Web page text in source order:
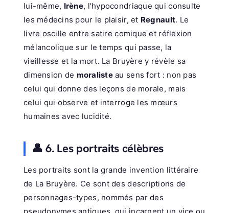
lui-même, Irène, l’hypocondriaque qui consulte
les médecins pour le plaisir, et Regnault. Le
livre oscille entre satire comique et réflexion
mélancolique sur le temps qui passe, la
vieillesse et la mort. La Bruyère y révèle sa
dimension de moralisteau sens fort : non pas
celui qui donne des leçons de morale, mais
celui qui observe et interroge les mœurs
humaines avec lucidité.
👤 6. Les portraits célèbres
Les portraits sont la grande invention littéraire
de La Bruyère. Ce sont des descriptions de
personnages-types, nommés par des
pseudonymes antiques, qui incarnent un vice ou